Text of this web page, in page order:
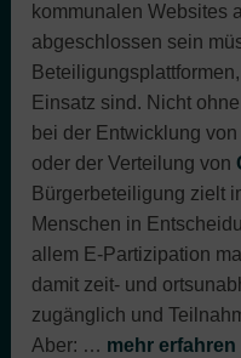
kommunalen Websites
abgeschlossen sein
Einsatz sind. Nicht
bei der Entwicklung
oder der Verteilung von
Bürgerbeteiligung zielt
Menschen in
allem E-Partizipation
damit zeit- und
zugänglich und
Aber: … mehr erfahren